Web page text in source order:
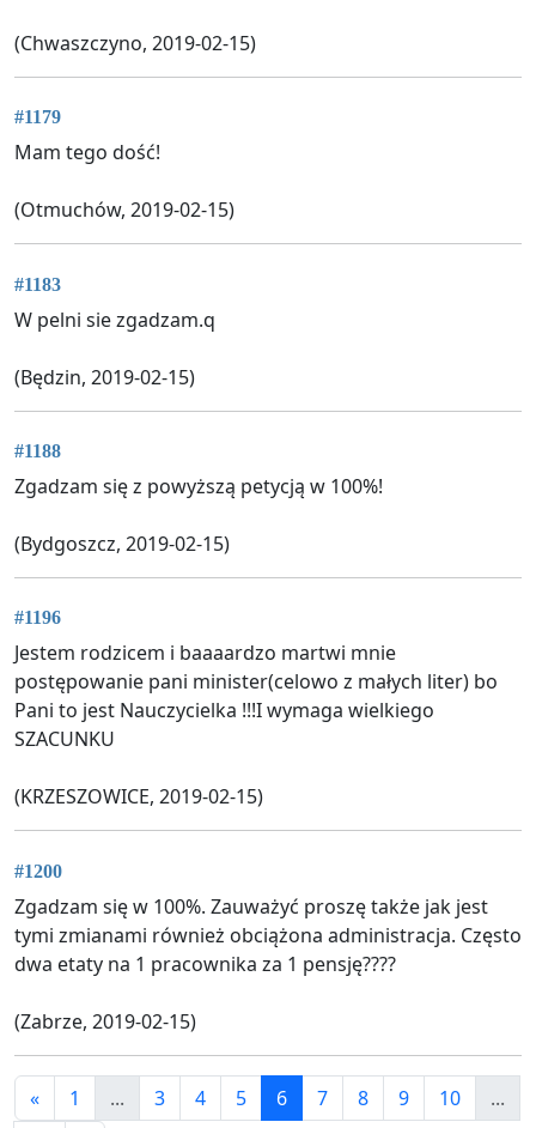
(Chwaszczyno, 2019-02-15)
#1179
Mam tego dość!
(Otmuchów, 2019-02-15)
#1183
W pelni sie zgadzam.q
(Będzin, 2019-02-15)
#1188
Zgadzam się z powyższą petycją w 100%!
(Bydgoszcz, 2019-02-15)
#1196
Jestem rodzicem i baaaardzo martwi mnie
postępowanie pani minister(celowo z małych liter) bo
Pani to jest Nauczycielka !!!I wymaga wielkiego
SZACUNKU
(KRZESZOWICE, 2019-02-15)
#1200
Zgadzam się w 100%. Zauważyć proszę także jak jest
tymi zmianami również obciążona administracja. Często
dwa etaty na 1 pracownika za 1 pensję????
(Zabrze, 2019-02-15)
« 1 ... 3 4 5 6 7 8 9 10 ...